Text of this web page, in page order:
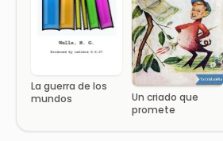
La guerra de los
mundos
Un criado que
promete